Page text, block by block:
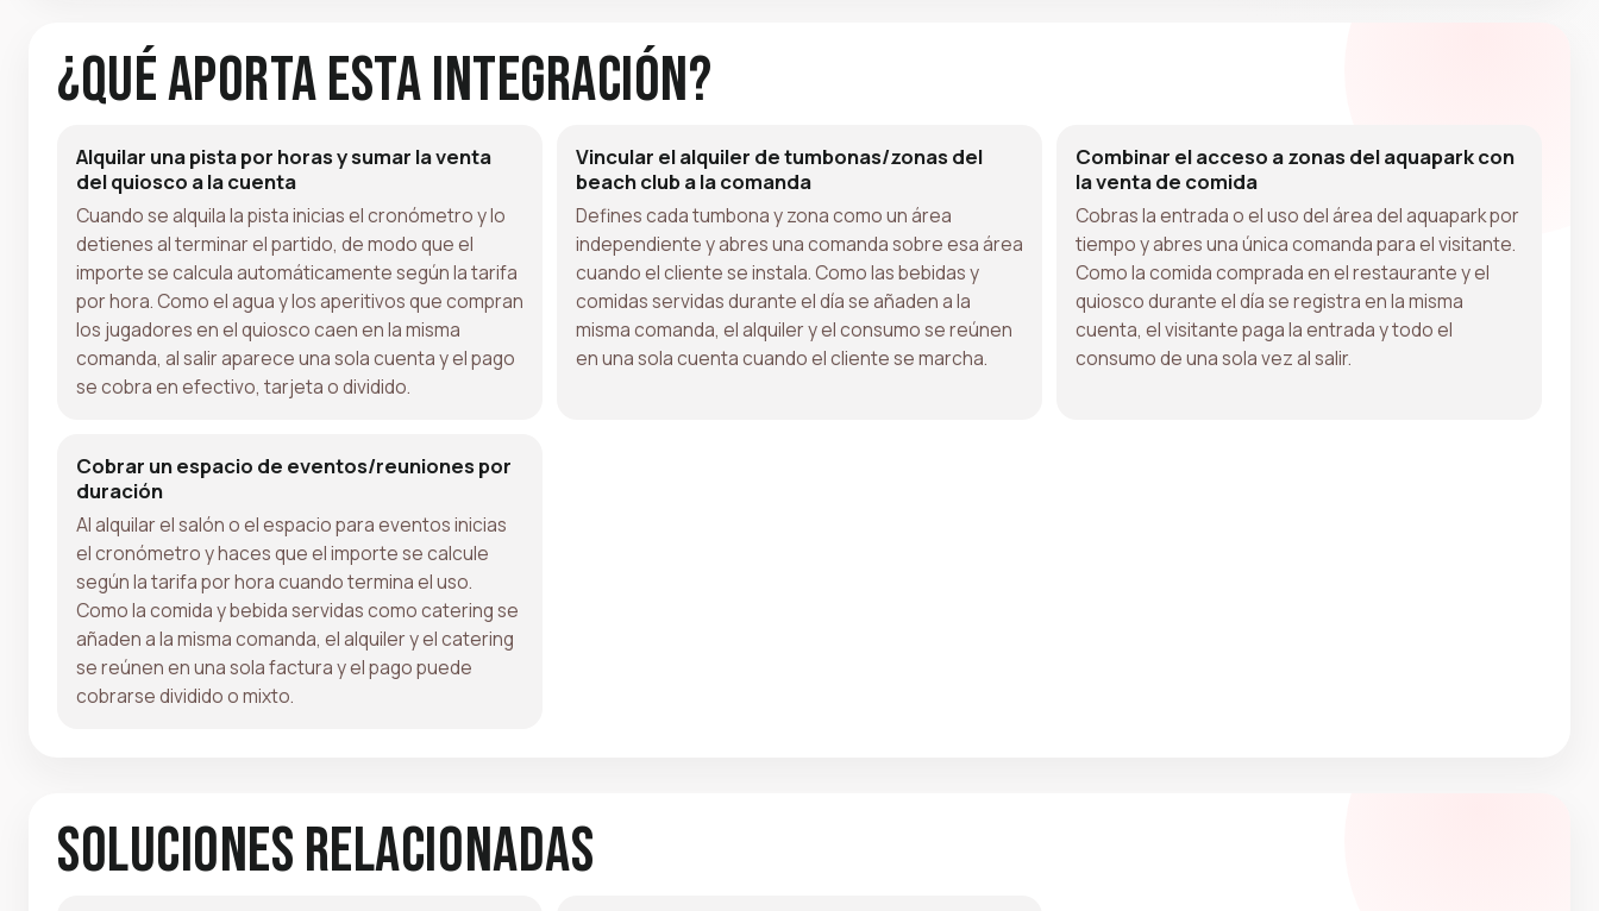
¿Qué aporta esta integración?
Alquilar una pista por horas y sumar la venta
del quiosco a la cuenta
Cuando se alquila la pista inicias el cronómetro y lo
detienes al terminar el partido, de modo que el
importe se calcula automáticamente según la tarifa
por hora. Como el agua y los aperitivos que compran
los jugadores en el quiosco caen en la misma
comanda, al salir aparece una sola cuenta y el pago
se cobra en efectivo, tarjeta o dividido.
Vincular el alquiler de tumbonas/zonas del
beach club a la comanda
Defines cada tumbona y zona como un área
independiente y abres una comanda sobre esa área
cuando el cliente se instala. Como las bebidas y
comidas servidas durante el día se añaden a la
misma comanda, el alquiler y el consumo se reúnen
en una sola cuenta cuando el cliente se marcha.
Combinar el acceso a zonas del aquapark con
la venta de comida
Cobras la entrada o el uso del área del aquapark por
tiempo y abres una única comanda para el visitante.
Como la comida comprada en el restaurante y el
quiosco durante el día se registra en la misma
cuenta, el visitante paga la entrada y todo el
consumo de una sola vez al salir.
Cobrar un espacio de eventos/reuniones por
duración
Al alquilar el salón o el espacio para eventos inicias
el cronómetro y haces que el importe se calcule
según la tarifa por hora cuando termina el uso.
Como la comida y bebida servidas como catering se
añaden a la misma comanda, el alquiler y el catering
se reúnen en una sola factura y el pago puede
cobrarse dividido o mixto.
Soluciones relacionadas